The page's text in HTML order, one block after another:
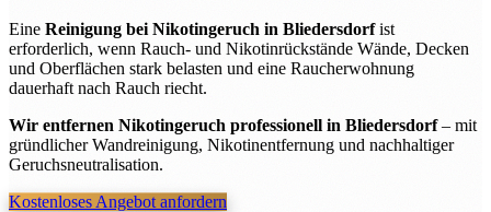
Eine Reinigung bei Nikotingeruch in Bliedersdorfist
erforderlich, wenn Rauch- und Nikotinrückstände Wände, Decken
und Oberflächen stark belasten und eine Raucherwohnung
dauerhaft nach Rauch riecht.
Wir entfernen Nikotingeruch professionell in Bliedersdorf– mit
gründlicher Wandreinigung, Nikotinentfernung und nachhaltiger
Geruchsneutralisation.
Kostenloses Angebot anfordern